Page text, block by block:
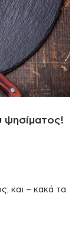
ψησίματος!
και – κακά τα